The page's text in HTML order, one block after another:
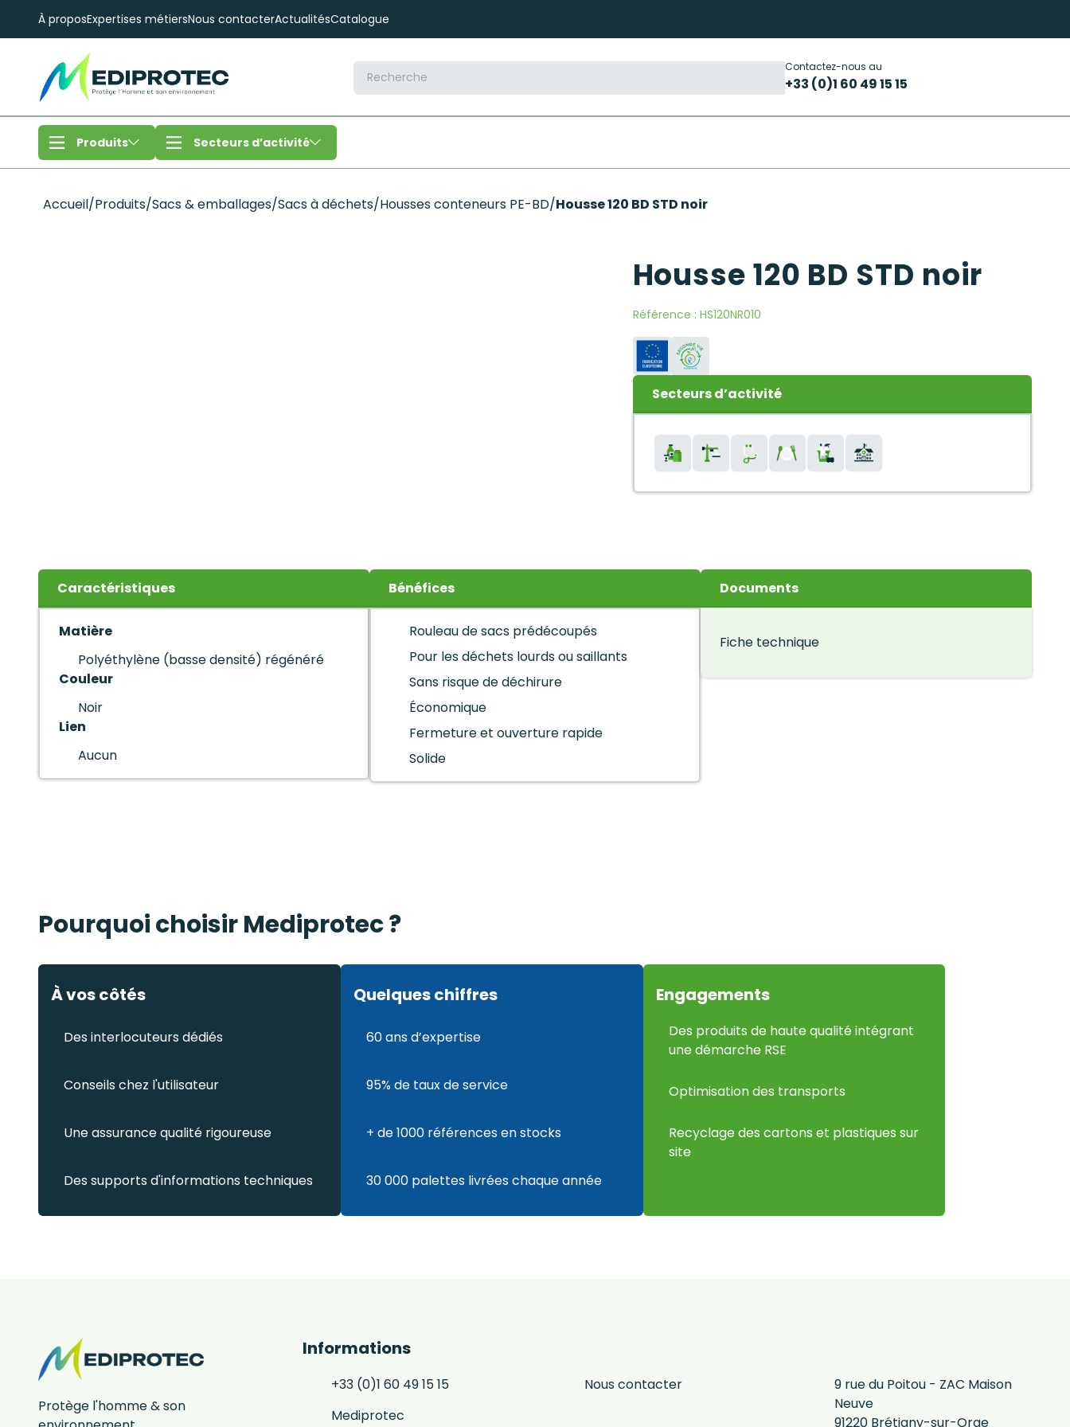
À proposExpertises métiersNous contacterActualitésCatalogue
Contactez-nous au
+33 (0)1 60 49 15 15
Secteurs d’activité
Produits
Accueil/Produits/Sacs & emballages/Sacs à déchets/Housses conteneurs PE-BD/Housse 120 BD STD noir
Housse 120 BD STD noir
Référence : HS120NR010
Secteurs d’activité
Caractéristiques
Matière
Polyéthylène (basse densité) régénéré
Couleur
Noir
Lien
Aucun
Bénéfices
Rouleau de sacs prédécoupés
Pour les déchets lourds ou saillants
Sans risque de déchirure
Économique
Fermeture et ouverture rapide
Solide
Documents
Fiche technique
Pourquoi choisir Mediprotec ?
À vos côtés
Des interlocuteurs dédiés
Conseils chez l'utilisateur
Une assurance qualité rigoureuse
Des supports d'informations techniques
Quelques chiffres
60 ans d’expertise
95% de taux de service
+ de 1000 références en stocks
30 000 palettes livrées chaque année
Engagements
Des produits de haute qualité intégrant
une démarche RSE
Optimisation des transports
Recyclage des cartons et plastiques sur
site
Protège l'homme & son
Informations
+33 (0)1 60 49 15 15
Mediprotec
Nous contacter
9 rue du Poitou - ZAC Maison
Neuve
91220 Brétigny-sur-Orge